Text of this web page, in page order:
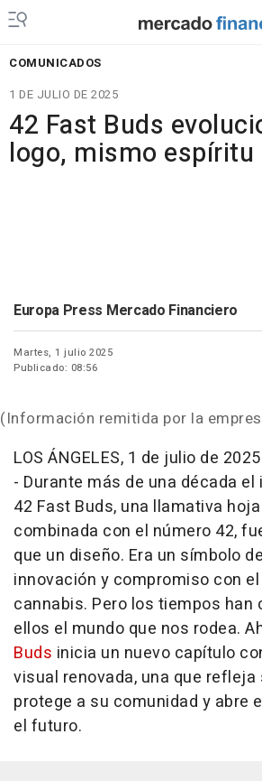
COMUNICADOS
1 DE JULIO DE 2025
42 Fast Buds
logo, mismo espíritu
Europa Press Mercado Financiero
Martes, 1 julio 2025
Publicado: 08:56
(Información remitida por la
LOS ÁNGELES, 1 de julio de 2025
- Durante más de una década
42 Fast Buds, una llamativa
combinada con el número 42,
que un diseño. Era un símbolo
innovación y compromiso con
cannabis. Pero los tiempos han
ellos el mundo que nos rodea.
Buds inicia un nuevo capítulo
visual renovada, una que refleja
protege a su comunidad y abre
el futuro.